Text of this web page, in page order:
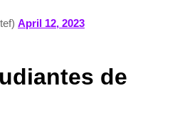
April 12, 2023
de